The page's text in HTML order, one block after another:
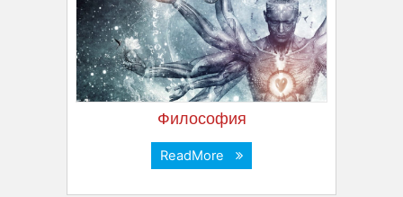
Философия
ReadMore